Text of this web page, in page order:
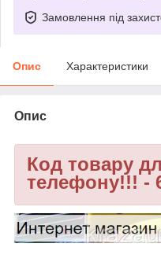
Замовлення під
Опис Характеристики
Опис
Код товару
телефону!!! -